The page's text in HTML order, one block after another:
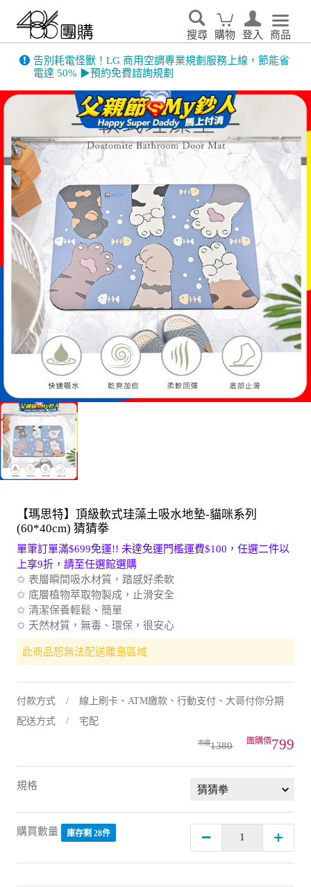
搜尋 購物 登入 商品
告別耗電怪獸！LG 商用空調專業規劃服務上線，節能省
電達 50% ▶預約免費諮詢規劃
【瑪思特】頂級軟式珪藻土吸水地墊-貓咪系列
(60*40cm) 猜猜拳
單筆訂單滿$699免運!! 未達免運門檻運費$100，任選二件以
上享9折，請至任選館選購
✩ 表層瞬間吸水材質，踏感好柔軟
✩ 底層植物萃取物製成，止滑安全
✩ 清潔保養輕鬆、簡單
✩ 天然材質，無毒、環保，很安心
此商品恕無法配送離島區域
付款方式
線上刷卡、ATM繳款、行動支付、大哥付你分期
配送方式
宅配
1380 799
規格
購買數量 庫存剩 28件